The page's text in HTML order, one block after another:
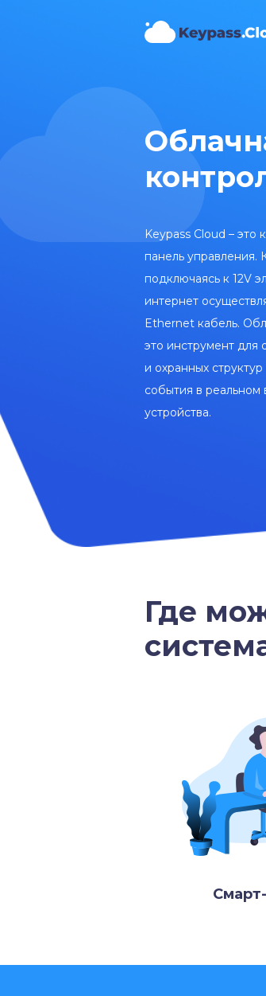
Keypass Cloud – это
панель управления.
подключаясь к 12V
интернет
Ethernet кабель.
это инструмент
и охранных
события в реальном
устройства.
Где